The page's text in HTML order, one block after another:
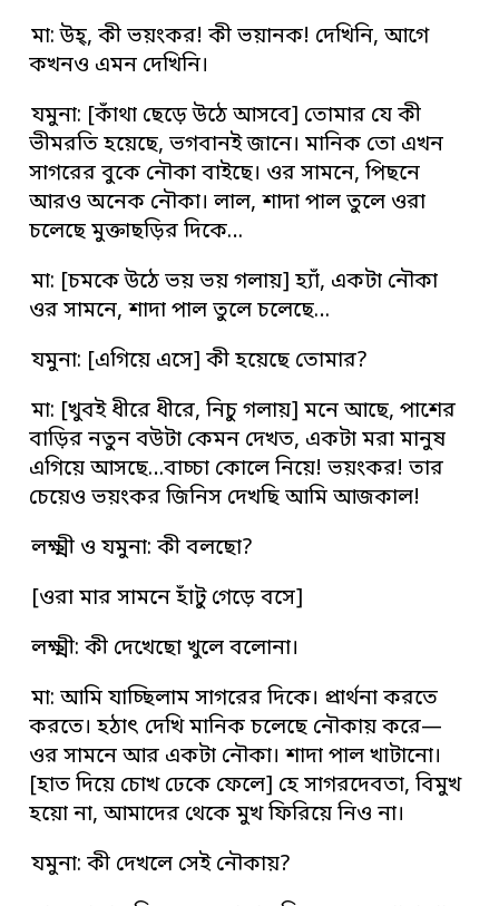
মা: উহ্‌, কী ভয়ংকর! কী ভয়ানক! দেখিনি, আগে
কখনও এমন দেখিনি।
যমুনা: [কাঁথা ছেড়ে উঠে আসবে] তোমার যে কী
ভীমরতি হয়েছে, ভগবানই জানে। মানিক তো এখন
সাগরের বুকে নৌকা বাইছে। ওর সামনে, পিছনে
আরও অনেক নৌকা। লাল, শাদা পাল তুলে ওরা
চলেছে মুক্তাছড়ির দিকে…
মা: [চমকে উঠে ভয় ভয় গলায়] হ্যাঁ, একটা নৌকা
ওর সামনে, শাদা পাল তুলে চলেছে…
যমুনা: [এগিয়ে এসে] কী হয়েছে তোমার?
মা: [খুবই ধীরে ধীরে, নিচু গলায়] মনে আছে, পাশের
বাড়ির নতুন বউটা কেমন দেখত, একটা মরা মানুষ
এগিয়ে আসছে…বাচ্চা কোলে নিয়ে! ভয়ংকর! তার
চেয়েও ভয়ংকর জিনিস দেখছি আমি আজকাল!
লক্ষ্মী ও যমুনা: কী বলছো?
[ওরা মার সামনে হাঁটু গেড়ে বসে]
লক্ষ্মী: কী দেখেছো খুলে বলোনা।
মা: আমি যাচ্ছিলাম সাগরের দিকে। প্রার্থনা করতে
করতে। হঠাৎ দেখি মানিক চলেছে নৌকায় করে—
ওর সামনে আর একটা নৌকা। শাদা পাল খাটানো।
[হাত দিয়ে চোখ ঢেকে ফেলে] হে সাগরদেবতা, বিমুখ
হয়ো না, আমাদের থেকে মুখ ফিরিয়ে নিও না।
যমুনা: কী দেখলে সেই নৌকায়?